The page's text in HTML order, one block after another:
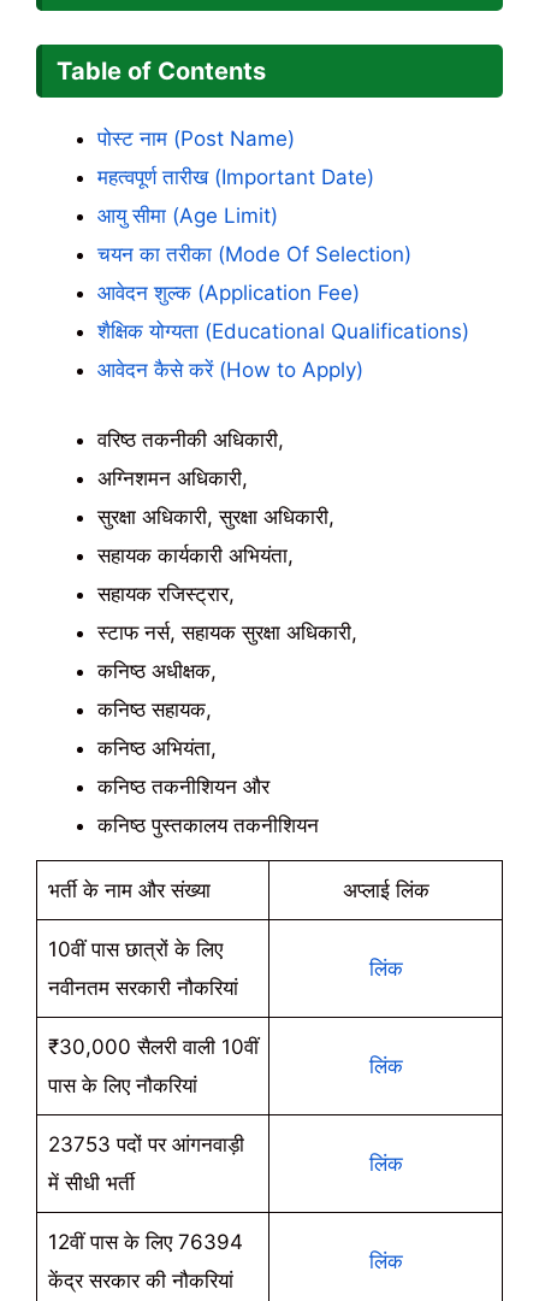
Table of Contents
पोस्ट नाम (Post Name)
महत्वपूर्ण तारीख (Important Date)
आयु सीमा (Age Limit)
चयन का तरीका (Mode Of Selection)
आवेदन शुल्क (Application Fee)
शैक्षिक योग्यता (Educational Qualifications)
आवेदन कैसे करें (How to Apply)
वरिष्ठ तकनीकी अधिकारी,
अग्निशमन अधिकारी,
सुरक्षा अधिकारी, सुरक्षा अधिकारी,
सहायक कार्यकारी अभियंता,
सहायक रजिस्ट्रार,
स्टाफ नर्स, सहायक सुरक्षा अधिकारी,
कनिष्ठ अधीक्षक,
कनिष्ठ सहायक,
कनिष्ठ अभियंता,
कनिष्ठ तकनीशियन और
कनिष्ठ पुस्तकालय तकनीशियन
भर्ती के नाम और संख्या अप्लाई लिंक
10वीं पास छात्रों के लिए
नवीनतम सरकारी नौकरियां
लिंक
₹30,000 सैलरी वाली 10वीं
पास के लिए नौकरियां
लिंक
23753 पदों पर आंगनवाड़ी
में सीधी भर्ती
लिंक
12वीं पास के लिए 76394
केंद्र सरकार की नौकरियां
लिंक